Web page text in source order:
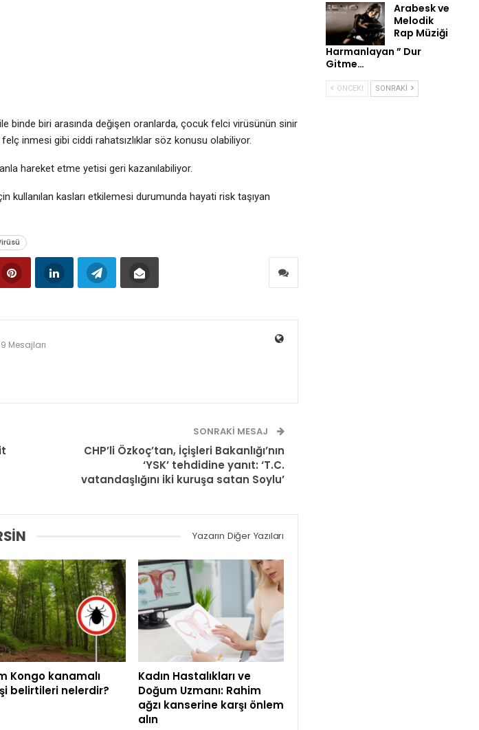
binde biri arasında değişen oranlarda, çocuk felci virüsünün sinir
inmesi gibi ciddi rahatsızlıklar söz konusu olabiliyor.
hareket etme yetisi geri kazanılabiliyor.
kasları etkilemesi durumunda hayati risk taşıyan
Mesajları
SONRAKI MESAJ
CHP’li Özkoç’tan, İçişleri Bakanlığı’nın
‘YSK’ tehdidine yanıt: ‘T.C.
vatandaşlığını iki kuruşa satan Soylu’
Yazarın Diğer Yazıları
Kongo kanamalı
belirtileri nelerdir?
Kadın Hastalıkları ve
Doğum Uzmanı: Rahim
ağzı kanserine karşı önlem
alın
Arabesk ve
Melodik
Rap Müziği
Harmanlayan ” Dur
Gitme…
ÖNCEKI SONRAKI